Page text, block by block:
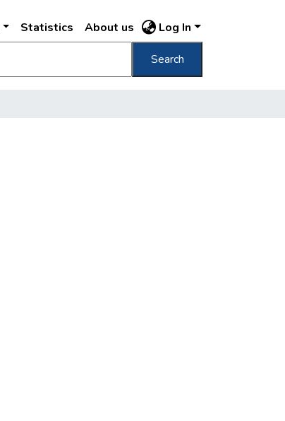
Statistics About us Log In
Search